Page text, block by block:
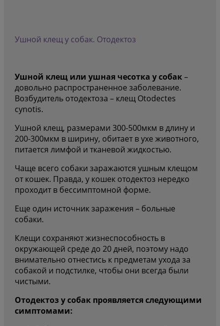
Ушной клещ у собак. Отодектоз
Ушной клещ или ушная чесотка у собак–
довольно распространенное заболевание.
Возбудитель отодектоза – клещ Otodectes
cynotis.
Ушной клещ, размерами 300-500мкм в длину и
200-300мкм в ширину, обитает в ухе животного,
питается лимфой и тканевой жидкостью.
Чаще всего собаки заражаются ушным клещом
от кошек. Правда, у кошек отодектоз нередко
проходит в бессимптомной форме.
Еще один источник заражения – больные
собаки.
Клещи сохраняют жизнеспособность в
окружающей среде до 20 дней, поэтому надо
внимательно отнестись к предметам ухода за
собакой и подстилке, чтобы они всегда были
чистыми.
Отодектоз у собак проявляется следующими
симптомами: